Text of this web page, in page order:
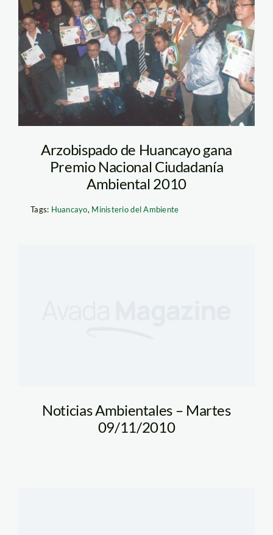
premio ciudadanía
amibental
2010_minam
Arzobispado de Huancayo gana
Premio Nacional Ciudadanía
Ambiental 2010
Tags: Huancayo, Ministerio del Ambiente
Noticias Ambientales – Martes
09/11/2010